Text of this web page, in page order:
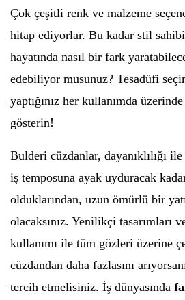
Çok çeşitli renk ve malzeme
hitap ediyorlar. Bu kadar stil
hayatında nasıl bir fark
edebiliyor musunuz? Tesadüfi
yaptığınız her kullanımda üzerinde
gösterin!
Bulderi cüzdanlar, dayanıklılığı
iş temposuna ayak uyduracak
olduklarından, uzun ömürlü bir
olacaksınız. Yenilikçi tasarımları
kullanımı ile tüm gözleri üzerine
cüzdandan daha fazlasını
tercih etmelisiniz. İş dünyasında